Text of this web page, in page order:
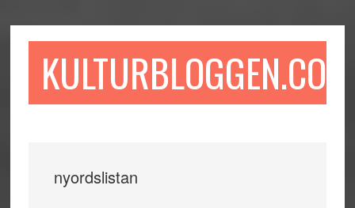
till
till
sidofältet
till
KULTURBLOGGEN.COM
nyordslistan